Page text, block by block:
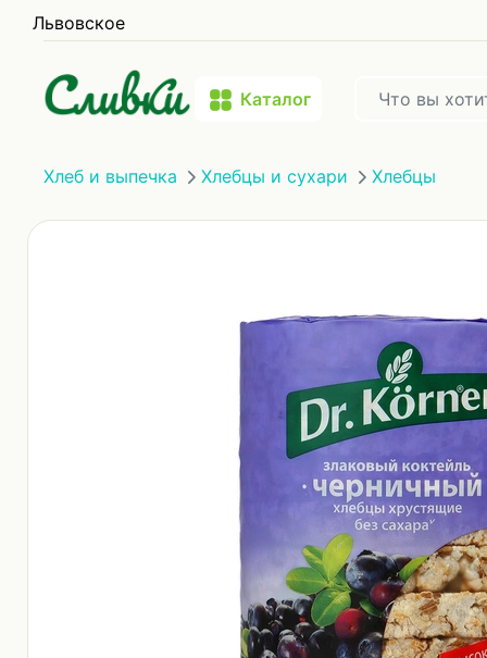
Львовское
Каталог
Хлеб и выпечка Хлебцы и сухари Хлебцы